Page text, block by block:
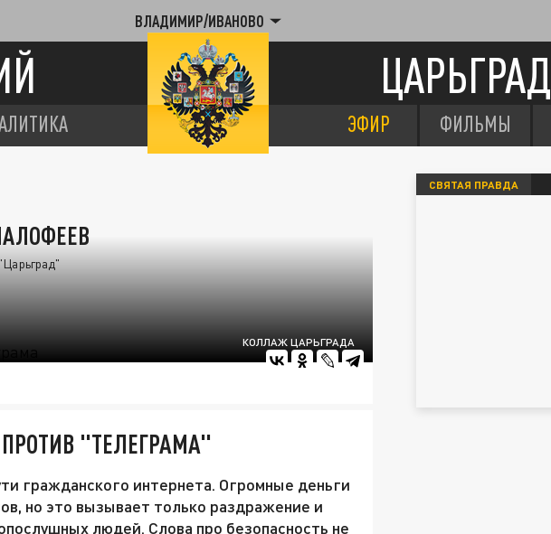
ВЛАДИМИР/ИВАНОВО
ЦАРЬГРАД
ЭФИР ФИЛЬМЫ
КОЛЛАЖ ЦАРЬГРАДА
"ТЕЛЕГРАМА"
гражданского интернета. Огромные деньги
но это вызывает только раздражение и
людей. Слова про безопасность не
СВЯТАЯ ПРАВДА